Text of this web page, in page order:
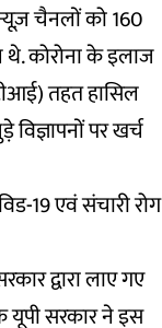
चैनलों को 160
थे. कोरोना के इलाज
तहत हासिल
पर खर्च
19 एवं संचारी रोग
द्वारा लाए गए
यूपी सरकार ने इस